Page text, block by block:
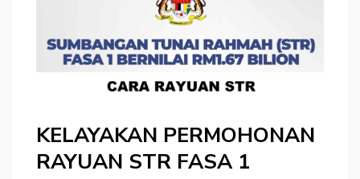
KELAYAKAN PERMOHONAN
RAYUAN STR FASA 1